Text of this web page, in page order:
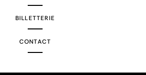
BILLETTERIE
CONTACT